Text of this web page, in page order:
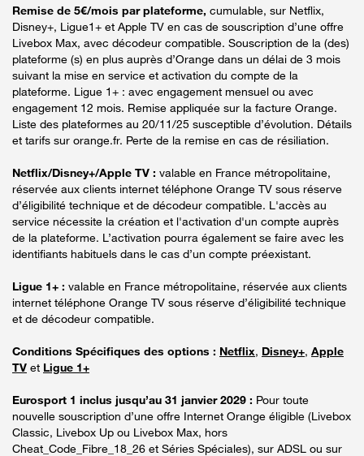
Remise de 5€/mois par plateforme, cumulable, sur Netflix,
Disney+, Ligue1+ et Apple TV en cas de souscription d’une offre
Livebox Max, avec décodeur compatible. Souscription de la (des)
plateforme (s) en plus auprès d’Orange dans un délai de 3 mois
suivant la mise en service et activation du compte de la
plateforme. Ligue 1+ : avec engagement mensuel ou avec
engagement 12 mois. Remise appliquée sur la facture Orange.
Liste des plateformes au 20/11/25 susceptible d’évolution. Détails
et tarifs sur orange.fr. Perte de la remise en cas de résiliation.
Netflix/Disney+/Apple TV : valable en France métropolitaine,
réservée aux clients internet téléphone Orange TV sous réserve
d’éligibilité technique et de décodeur compatible. L'accès au
service nécessite la création et l'activation d'un compte auprès
de la plateforme. L’activation pourra également se faire avec les
identifiants habituels dans le cas d’un compte préexistant.
Ligue 1+ : valable en France métropolitaine, réservée aux clients
internet téléphone Orange TV sous réserve d’éligibilité technique
et de décodeur compatible.
Conditions Spécifiques des options : Netflix, Disney+, Apple
TV et Ligue 1+
Eurosport 1 inclus jusqu’au 31 janvier 2029 : Pour toute
nouvelle souscription d’une offre Internet Orange éligible (Livebox
Classic, Livebox Up ou Livebox Max, hors
Cheat_Code_Fibre_18_26 et Séries Spéciales), sur ADSL ou sur